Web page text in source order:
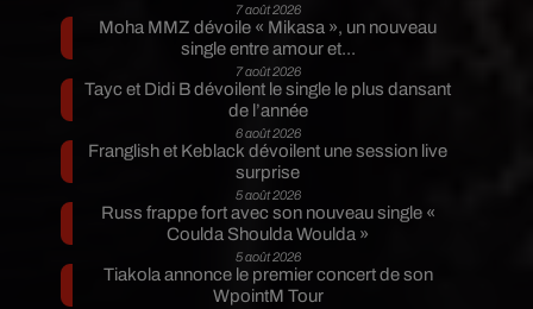
7 août 2026
Moha MMZ dévoile « Mikasa », un nouveau
single entre amour et...
7 août 2026
Tayc et Didi B dévoilent le single le plus dansant
de l’année
6 août 2026
Franglish et Keblack dévoilent une session live
surprise
5 août 2026
Russ frappe fort avec son nouveau single «
Coulda Shoulda Woulda »
5 août 2026
Tiakola annonce le premier concert de son
WpointM Tour